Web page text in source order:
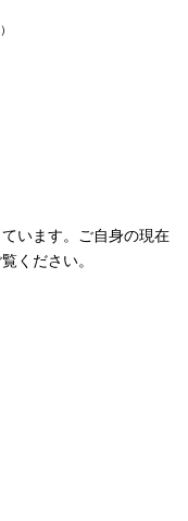
います。ご自身の現在
ください。